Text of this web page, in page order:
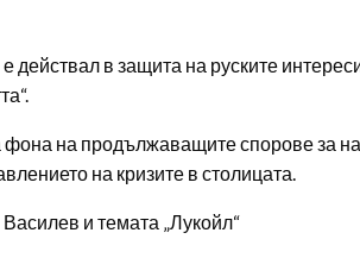
действал в защита на руските
на продължаващите спорове за
на кризите в столицата.
и темата „Лукойл“